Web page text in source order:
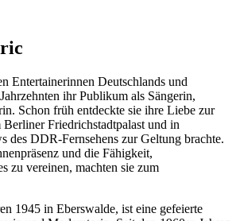
Entertainerinnen Deutschlands und
ihr Publikum als Sängerin,
Schon früh entdeckte sie ihre Liebe zur
Friedrichstadtpalast und in
des DDR-Fernsehens zur Geltung brachte.
und die Fähigkeit,
zu vereinen, machten sie zum
1945 in Eberswalde, ist eine gefeierte